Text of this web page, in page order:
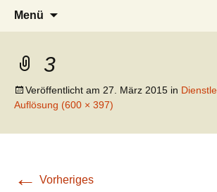
Landw.
Bernhard Hollenbeck
Menü
3
Veröffentlicht am 27. März 2015 in
Auflösung (600 × 397)
← Vorheriges